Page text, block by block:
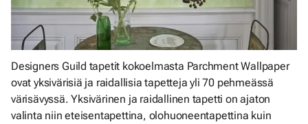
Designers Guild tapetit kokoelmasta Parchment Wallpaper
ovat yksivärisiä ja raidallisia tapetteja yli 70 pehmeässä
värisävyssä. Yksivärinen ja raidallinen tapetti on ajaton
valinta niin eteisentapettina, olohuoneentapettina kuin